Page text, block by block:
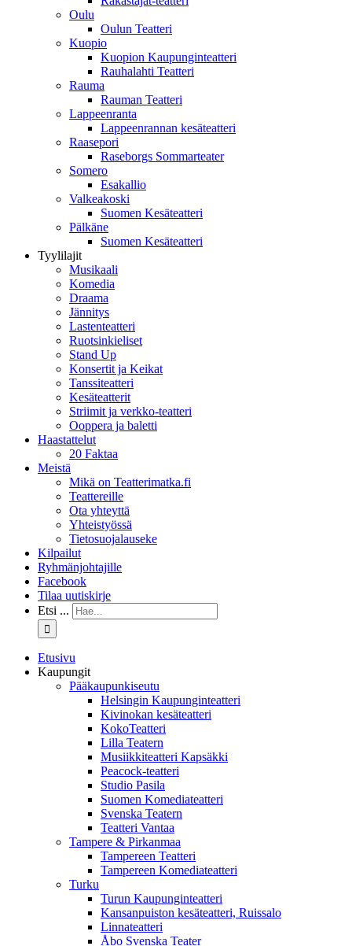
Oulu
Oulun Teatteri
Kuopio
Kuopion Kaupunginteatteri
Rauhalahti Teatteri
Rauma
Rauman Teatteri
Lappeenranta
Lappeenrannan kesäteatteri
Raasepori
Raseborgs Sommarteater
Somero
Esakallio
Valkeakoski
Suomen Kesäteatteri
Pälkäne
Suomen Kesäteatteri
Tyylilajit
Musikaali
Komedia
Draama
Jännitys
Lastenteatteri
Ruotsinkieliset
Stand Up
Konsertit ja Keikat
Tanssiteatteri
Kesäteatterit
Striimit ja verkko-teatteri
Ooppera ja baletti
Haastattelut
20 Faktaa
Meistä
Mikä on Teatterimatka.fi
Teattereille
Ota yhteyttä
Yhteistyössä
Tietosuojalauseke
Kilpailut
Ryhmänjohtajille
Facebook
Tilaa uutiskirje
Etsi ...
Etusivu
Kaupungit
Pääkaupunkiseutu
Helsingin Kaupunginteatteri
Kivinokan kesäteatteri
KokoTeatteri
Lilla Teatern
Musiikkiteatteri Kapsäkki
Peacock-teatteri
Studio Pasila
Suomen Komediateatteri
Svenska Teatern
Teatteri Vantaa
Tampere & Pirkanmaa
Tampereen Teatteri
Tampereen Komediateatteri
Turku
Turun Kaupunginteatteri
Kansanpuiston kesäteatteri, Ruissalo
Linnateatteri
Åbo Svenska Teater